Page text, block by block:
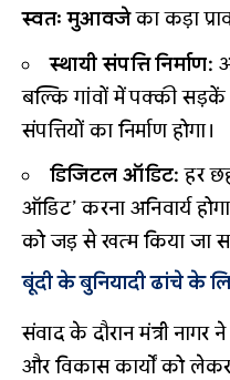
स्वतः मुआवजेका कड़ा
स्थायी संपत्ति निर्माण:
बल्कि गांवों में पक्की
संपत्तियों का निर्माण होगा।
डिजिटल ऑडिट: हर
ऑडिट’ करना अनिवार्य
को जड़ से खत्म किया जा
बूंदी के बुनियादी ढांचे के
संवाद के दौरान मंत्री नागर
और विकास कार्यों को